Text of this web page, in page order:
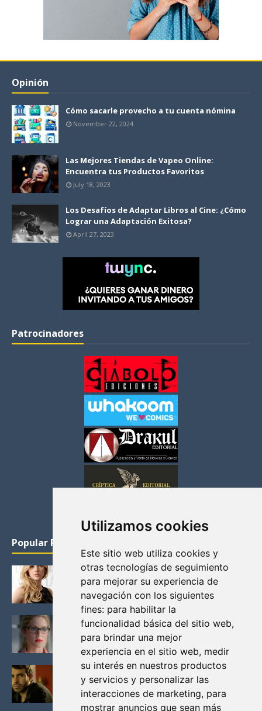
Utilizamos cookies
Este sitio web utiliza cookies y
otras tecnologías de seguimiento
para mejorar su experiencia de
navegación con los siguientes
fines: para habilitar la
funcionalidad básica del sitio web,
para brindar una mejor
experiencia en el sitio web, medir
su interés en nuestros productos
y servicios y personalizar las
interacciones de marketing, para
mostrar anuncios que sean más
Opinión
Cómo sacarle provecho a tu cuenta nómina
November 22, 2024
Las Mejores Tiendas de Vapeo Online:
Encuentra tus Productos Favoritos
July 18, 2023
Los Desafíos de Adaptar Libros al Cine: ¿Cómo
Lograr una Adaptación Exitosa?
April 27, 2023
Patrocinadores
Popular Posts
KATHERYN WINNICK: LA ACTRIZ MAS GUAPA DE
VIKINGOS
Junio 14, 2013
FELICITY (EMILY BETT RICKARDS), LAS FOTOS
MAS BONITAS DE LA ALIADA DE ARROW
Noviembre 30, 2013
BLACK MIRROR: TODA TU HISTORIA. EPISODIO 3.
LA CRITICA
Mayo 17, 2012